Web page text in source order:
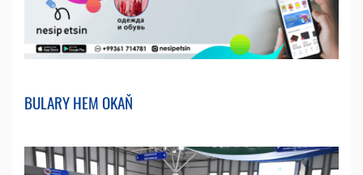
BULARY HEM OKAŇ